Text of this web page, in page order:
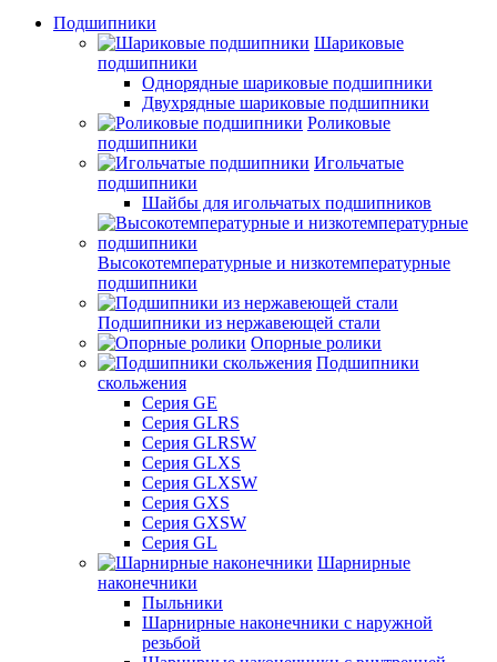
Подшипники
Шариковые
подшипники
Однорядные шариковые подшипники
Двухрядные шариковые подшипники
Роликовые
подшипники
Игольчатые
подшипники
Шайбы для игольчатых подшипников
Высокотемпературные и низкотемпературные
подшипники
Подшипники из нержавеющей стали
Опорные ролики
Подшипники
скольжения
Серия GE
Серия GLRS
Серия GLRSW
Серия GLXS
Серия GLXSW
Серия GXS
Серия GXSW
Серия GL
Шарнирные
наконечники
Пыльники
Шарнирные наконечники с наружной
резьбой